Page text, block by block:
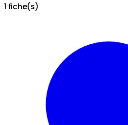
1 fiche(s)